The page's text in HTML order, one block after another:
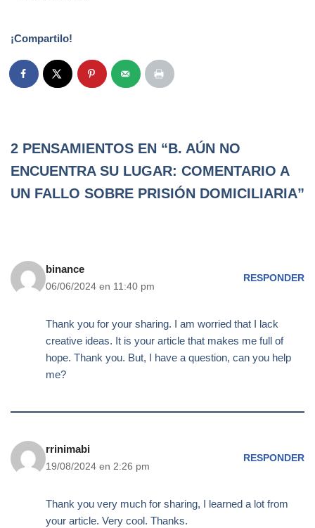
¡Compartilo!
2 PENSAMIENTOS EN “B. AÚN NO
ENCUENTRA SU LUGAR: COMENTARIO A
UN FALLO SOBRE PRISIÓN DOMICILIARIA”
binance
06/06/2024 en 11:40 pm
RESPONDER
Thank you for your sharing. I am worried that I lack
creative ideas. It is your article that makes me full of
hope. Thank you. But, I have a question, can you help
me?
rrinimabi
19/08/2024 en 2:26 pm
RESPONDER
Thank you very much for sharing, I learned a lot from
your article. Very cool. Thanks.